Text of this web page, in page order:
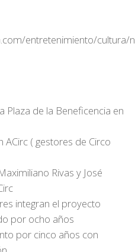
entretenimiento/cultura/
Plaza de la Beneficencia en
ACirc ( gestores de Circo
Rivas y José
integran el proyecto
por ocho años
por cinco años con